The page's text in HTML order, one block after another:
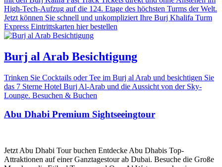
High-Tech-Aufzug auf die 124. Etage des höchsten Turms der Welt.
Jetzt können Sie schnell und unkompliziert Ihre Burj Khalifa Turm
Express Eintrittskarten hier bestellen
Burj al Arab Besichtigung
Trinken Sie Cocktails oder Tee im Burj al Arab und besichtigen Sie
das 7 Sterne Hotel Burj Al-Arab und die Aussicht von der Sky-
Lounge. Besuchen & Buchen
Abu Dhabi Premium Sightseeingtour
Jetzt Abu Dhabi Tour buchen Entdecke Abu Dhabis Top-
Attraktionen auf einer Ganztagestour ab Dubai. Besuche die Große